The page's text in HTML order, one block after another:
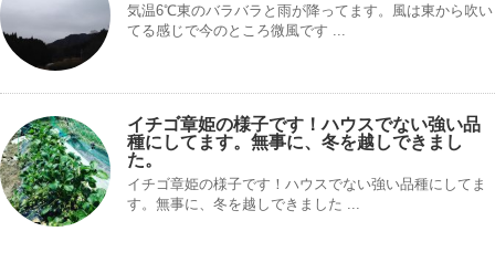
気温6℃東のバラバラと雨が降ってます。風は東から吹い
てる感じで今のところ微風です ...
イチゴ章姫の様子です！ハウスでない強い品
種にしてます。無事に、冬を越しできまし
た。
イチゴ章姫の様子です！ハウスでない強い品種にしてま
す。無事に、冬を越しできました ...